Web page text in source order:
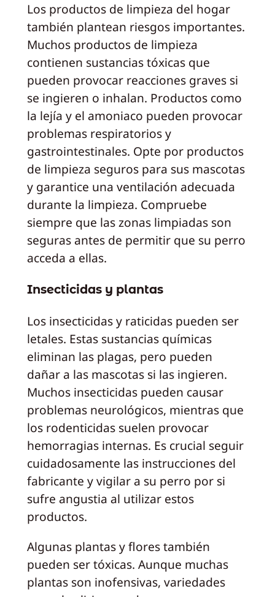
Los productos de limpieza del hogar
también plantean riesgos importantes.
Muchos productos de limpieza
contienen sustancias tóxicas que
pueden provocar reacciones graves si
se ingieren o inhalan. Productos como
la lejía y el amoniaco pueden provocar
problemas respiratorios y
gastrointestinales. Opte por productos
de limpieza seguros para sus mascotas
y garantice una ventilación adecuada
durante la limpieza. Compruebe
siempre que las zonas limpiadas son
seguras antes de permitir que su perro
acceda a ellas.
Insecticidas y plantas
Los insecticidas y raticidas pueden ser
letales. Estas sustancias químicas
eliminan las plagas, pero pueden
dañar a las mascotas si las ingieren.
Muchos insecticidas pueden causar
problemas neurológicos, mientras que
los rodenticidas suelen provocar
hemorragias internas. Es crucial seguir
cuidadosamente las instrucciones del
fabricante y vigilar a su perro por si
sufre angustia al utilizar estos
productos.
Algunas plantas y flores también
pueden ser tóxicas. Aunque muchas
plantas son inofensivas, variedades